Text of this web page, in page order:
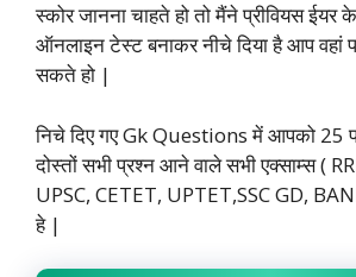
स्कोर जानना चाहते हो तो मैंने प्रीवियस ईयर
ऑनलाइन टेस्ट बनाकर नीचे दिया है आप
सकते हो |
निचे दिए गए Gk Questions में आपको 25
दोस्तों सभी प्रश्न आने वाले सभी एक्साम्स (
UPSC, CETET, UPTET,SSC GD,
हे |